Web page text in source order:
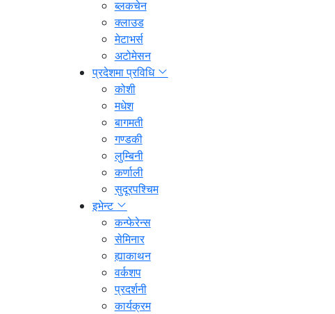
ब्लकचेन
क्लाउड
मेटाभर्स
अटोमेसन
प्रदेशमा प्रविधि
कोशी
मधेश
बागमती
गण्डकी
लुम्बिनी
कर्णाली
सुदूरपश्चिम
इभेन्ट
कन्फेरेन्स
सेमिनार
ह्याकाथन
वर्कशप
प्रदर्शनी
कार्यक्रम